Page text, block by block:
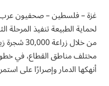
غزة – فلسطين – صحفيون عرب
لحماية الطبيعة تنفيذ المرحلة
من خلال
مختلف مناطق القطاع، في
أنهكها الدمار وإصرارًا على